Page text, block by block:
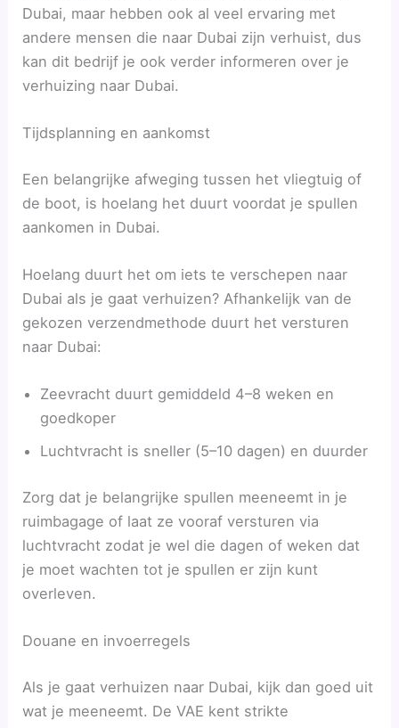
Dubai, maar hebben ook al veel ervaring met
andere mensen die naar Dubai zijn verhuist, dus
kan dit bedrijf je ook verder informeren over je
verhuizing naar Dubai.
Tijdsplanning en aankomst
Een belangrijke afweging tussen het vliegtuig of
de boot, is hoelang het duurt voordat je spullen
aankomen in Dubai.
Hoelang duurt het om iets te verschepen naar
Dubai als je gaat verhuizen? Afhankelijk van de
gekozen verzendmethode duurt het versturen
naar Dubai:
Zeevracht duurt gemiddeld 4–8 weken en
goedkoper
Luchtvracht is sneller (5–10 dagen) en duurder
Zorg dat je belangrijke spullen meeneemt in je
ruimbagage of laat ze vooraf versturen via
luchtvracht zodat je wel die dagen of weken dat
je moet wachten tot je spullen er zijn kunt
overleven.
Douane en invoerregels
Als je gaat verhuizen naar Dubai, kijk dan goed uit
wat je meeneemt. De VAE kent strikte